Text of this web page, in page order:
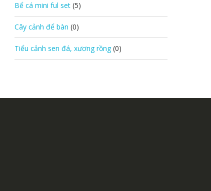
Bể cá mini ful set (5)
Cây cảnh để bàn (0)
Tiểu cảnh sen đá, xương rồng (0)